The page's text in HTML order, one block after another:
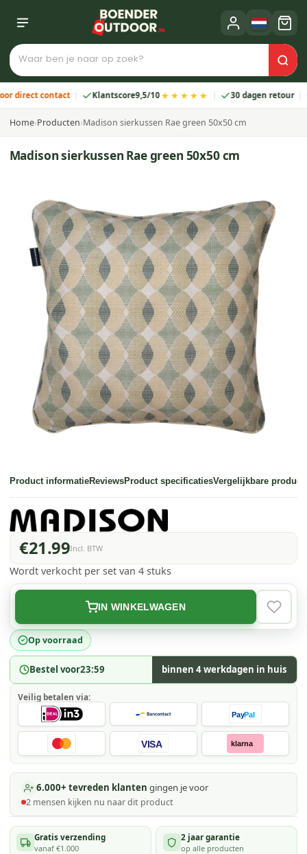
contact Klantscore9,5/10★★★★★ 30 dagen retour 2
Home›Producten›Madison sierkussen Rae green 50x50 cm
Madison sierkussen Rae green 50x50 cm
Product informatieReviewsProduct specificatiesVergelijkbare
€21.99Incl. BTW
Op voorraad
Bestel voor23:59 binnen 4 werkdagen in huis
Wordt verkocht per set van 4 stuks
IN WINKELWAGEN
Veilig betalen via:
PayPal
VISA klarna
6.000+ tevreden klanten gingen je voor
2 mensen kijken nu naar dit product
Gratis verzending
vanaf €1.000
2 jaar garantie
op alle producten